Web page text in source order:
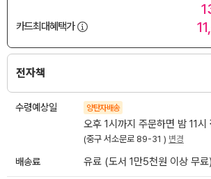
카드최대혜택가
전자책
수령예상일 양탄자배송
오후 1시까지 주문하면 밤 11시
(중구 서소문로 89-31 ) 변경
배송료 유료 (도서 1만5천원 이상 무료)